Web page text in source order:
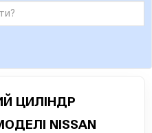
ЦИЛІНДР
NISSAN